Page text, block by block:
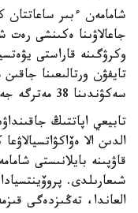
جاعالاۋىنا ەكىنشى
وكرۋگىنە قاراستى
تايفۋن ورتالىعىنا
سەكۋندىنا 38 مەترگە جەتىپ، 13 بالل بولدى.
تابيعي اپاتتىڭ
الدىن الا
شىعارىلدى.
العاندا، تەڭىزدەگى